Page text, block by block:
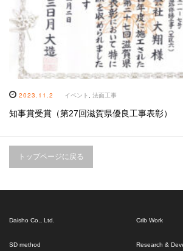
2023.11.2 イベント , 法面工事
知事賞受賞（第27回滋賀県優良工事表彰）
トップページに戻る
Daisho Co., Ltd.
SD method
Crib Work
Research &